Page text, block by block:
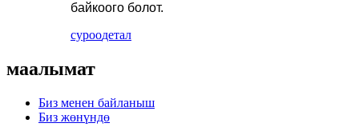
байкоого болот.
суроодетал
маалымат
Биз менен байланыш
Биз жөнүндө